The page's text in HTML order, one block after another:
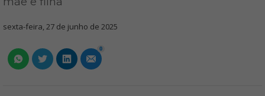
sexta-feira, 27 de junho de 2025
0